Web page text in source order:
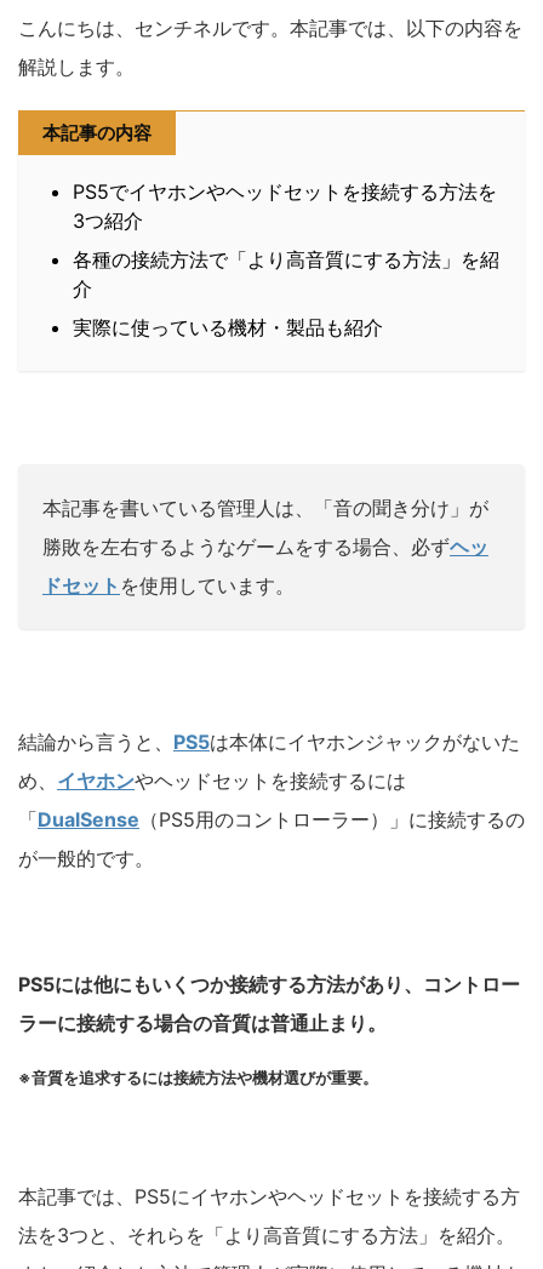
こんにちは、センチネルです。本記事では、以下の内容を
解説します。
本記事の内容
PS5でイヤホンやヘッドセットを接続する方法を
3つ紹介
各種の接続方法で「より高音質にする方法」を紹
介
実際に使っている機材・製品も紹介
本記事を書いている管理人は、「音の聞き分け」が
勝敗を左右するようなゲームをする場合、必ずヘッ
ドセット を使用しています。
結論から言うと、 PS5は本体にイヤホンジャックがないた
め、 イヤホンやヘッドセットを接続するには
「DualSense （PS5用のコントローラー）」に接続するの
が一般的です。
PS5には他にもいくつか接続する方法があり、コントロー
ラーに接続する場合の音質は普通止まり。
※音質を追求するには接続方法や機材選びが重要。
本記事では、PS5にイヤホンやヘッドセットを接続する方
法を3つと、それらを「より高音質にする方法」を紹介。